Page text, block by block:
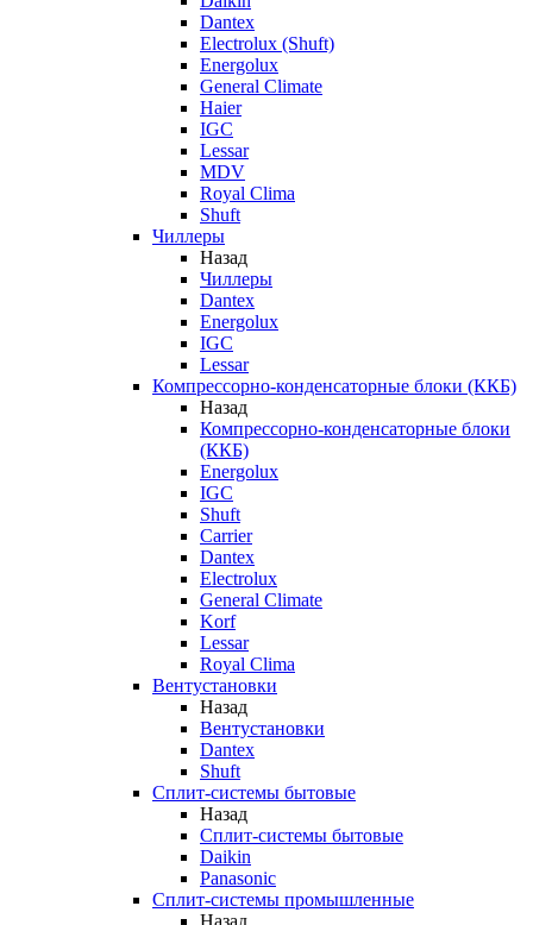
Dantex
Electrolux (Shuft)
Energolux
General Climate
Haier
IGC
Lessar
MDV
Royal Clima
Shuft
Чиллеры
Назад
Чиллеры
Dantex
Energolux
IGC
Lessar
Компрессорно-конденсаторные блоки (ККБ)
Назад
Компрессорно-конденсаторные блоки
(ККБ)
Energolux
IGC
Shuft
Carrier
Dantex
Electrolux
General Climate
Korf
Lessar
Royal Clima
Вентустановки
Назад
Вентустановки
Dantex
Shuft
Сплит-системы бытовые
Назад
Сплит-системы бытовые
Daikin
Panasonic
Сплит-системы промышленные
Назад